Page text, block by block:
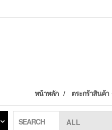
หน้าหลัก ตระกร้าสินค้า
SEARCH